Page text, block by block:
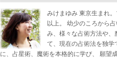
みけまゆみ 東京生まれ
以上。 幼少のころから
み、様々な占術方法や、
て、現在の占術法を独学
に、占星術、魔術を本格的に学び、 願望